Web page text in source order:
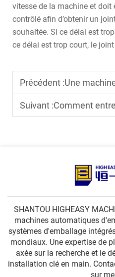
vitesse de la machine et doit
contrôlé afin d’obtenir un
souhaitée. Si ce délai est
ce délai est trop court, le
Précédent :Une machine de remplissage et de
Suivant :Comment entretenir une machine de remplissage et
SHANTOU HIGHEASY
machines automatiques
systèmes d'emballage
mondiaux. Une expertise de
axée sur la recherche et le
installation clé en main.
sur